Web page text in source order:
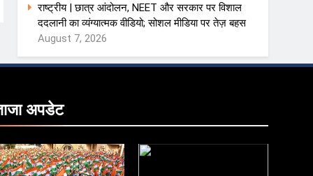
राष्ट्रीय | छात्र आंदोलन, NEET और सरकार पर विशाल
ददलानी का व्यंग्यात्मक वीडियो; सोशल मीडिया पर तेज़ बहस
August 7, 2026
अपडेट